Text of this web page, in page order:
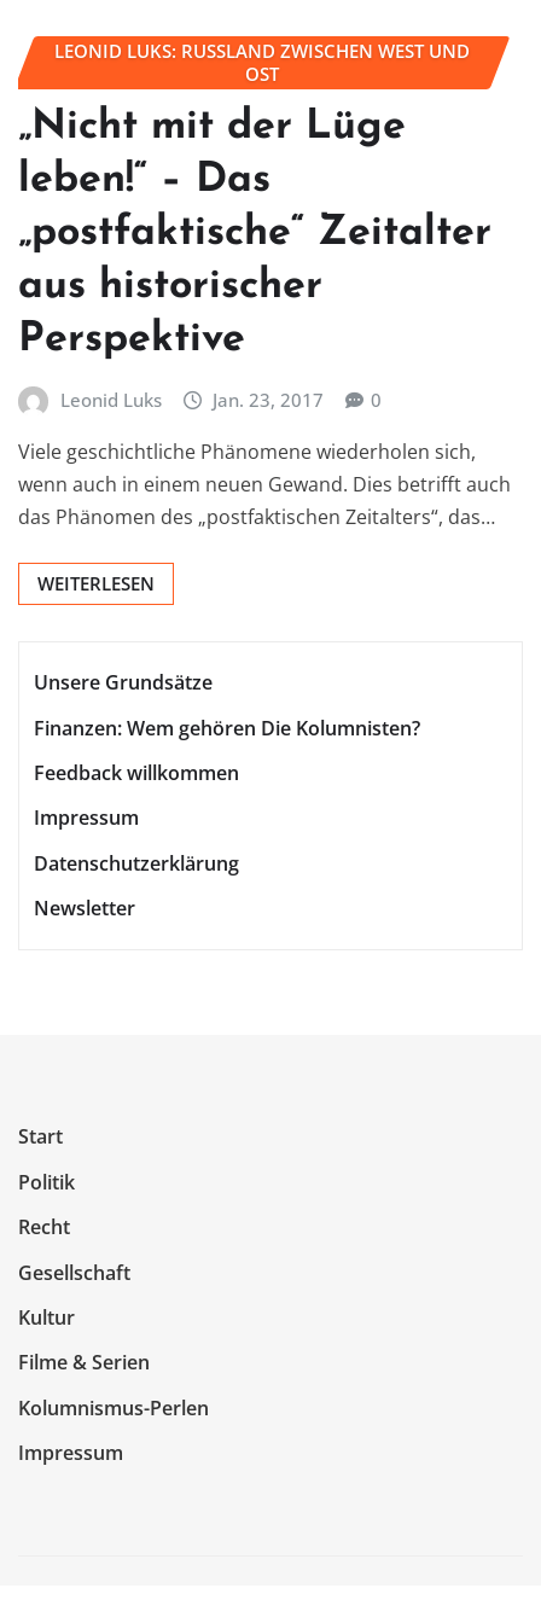
LEONID LUKS: RUSSLAND ZWISCHEN WEST UND
OST
„Nicht mit der Lüge
leben!“ – Das
„postfaktische“ Zeitalter
aus historischer
Perspektive
Leonid Luks Jan. 23, 2017 0
Viele geschichtliche Phänomene wiederholen sich,
wenn auch in einem neuen Gewand. Dies betrifft auch
das Phänomen des „postfaktischen Zeitalters“, das…
WEITERLESEN
Unsere Grundsätze
Finanzen: Wem gehören Die Kolumnisten?
Feedback willkommen
Impressum
Datenschutzerklärung
Newsletter
Start
Politik
Recht
Gesellschaft
Kultur
Filme & Serien
Kolumnismus-Perlen
Impressum